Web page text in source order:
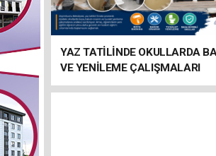
YAZ TATİLİNDE OKULLARDA
VE YENİLEME ÇALIŞMALARI
SÜRÜYOR